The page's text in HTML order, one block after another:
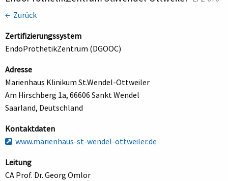
← Zurück
Zertifizierungssystem
EndoProthetikZentrum (DGOOC)
Adresse
Marienhaus Klinikum St.Wendel-Ottweiler
Am Hirschberg 1a, 66606 Sankt Wendel
Saarland, Deutschland
Kontaktdaten
www.marienhaus-st-wendel-ottweiler.de
Leitung
CA Prof. Dr. Georg Omlor